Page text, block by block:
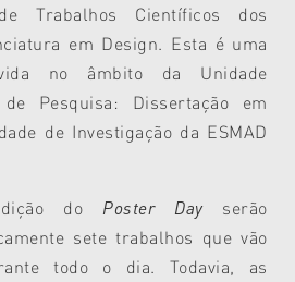
Trabalhos Científicos dos
em Design. Esta é uma
no âmbito da Unidade
Pesquisa: Dissertação em
de Investigação da ESMAD
do Poster Dayserão
sete trabalhos que vão
todo o dia. Todavia, as